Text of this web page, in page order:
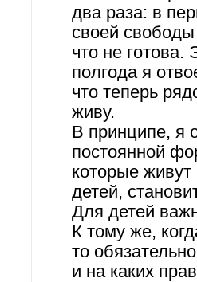
два раза: в
своей
что не
полгода я
что теперь
живу.
В принципе, я
постоянной
которые
детей,
Для детей
К тому же,
то
и на каких